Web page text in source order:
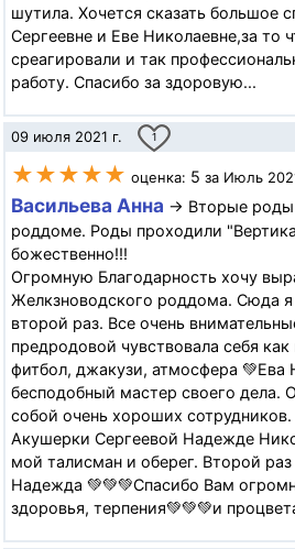
шутила. Хочется сказать большое
Сергеевне и Еве Николаевне,за то
среагировали и так
работу. Спасибо за здоровую...
09 июля 2021 г. 1
★★★★★ оценка: 5 за Июль
Васильева Анна → Вторые роды
роддоме. Роды проходили
божественно!!!
Огромную Благодарность хочу
Желкзноводского роддома. Сюда я
второй раз. Все очень
предродовой чувствовала себя
фитбол, джакузи, атмосфера 💚Ева
бесподобный мастер своего дела.
собой очень хороших
Акушерки Сергеевой Надежде
мой талисман и оберег. Второй
Надежда 💚💚💚Спасибо Вам
здоровья, терпения💚💚💚и